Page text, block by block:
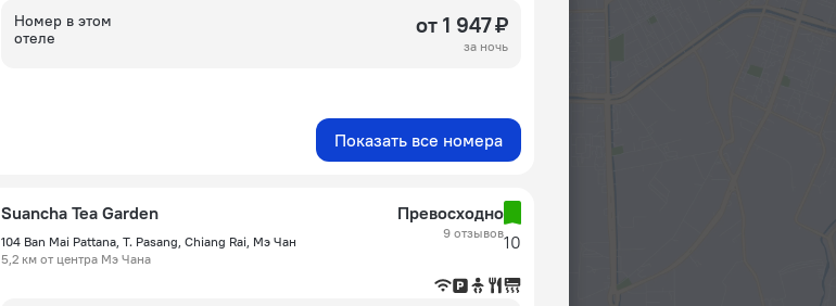
Номер в этом
отеле
от 1 947 ₽
за ночь
Показать все номера
Suancha Tea Garden
104 Ban Mai Pattana, T. Pasang, Chiang Rai, Мэ Чан
5,2 км от центра Мэ Чана
Превосходно
9 отзывов10